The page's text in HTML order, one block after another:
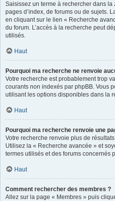
Saisissez un terme à rechercher dans
pages d’index, de forums ou de sujets.
en cliquant sur le lien « Recherche
du forum. L’accès à la recherche peut
utilisés.
Haut
Pourquoi ma recherche ne renvoie
Votre recherche est probablement trop
courants non indexés par phpBB. Vous
utilisant les options disponibles dans la
Haut
Pourquoi ma recherche renvoie une
Votre recherche renvoie plus de
Utilisez la « Recherche avancée » et
termes utilisés et des forums concernés
Haut
Comment rechercher des membres ?
Allez sur la page « Membres » puis